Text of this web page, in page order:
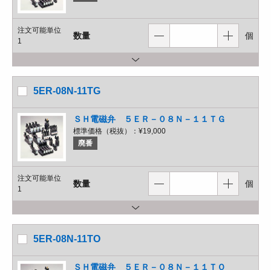
注文可能単位
1
数量 個
5ER-08N-11TG
ＳＨ電磁弁 ５ＥＲ－０８Ｎ－１１ＴＧ
標準価格（税抜）： ¥19,000
廃番
注文可能単位
1
数量 個
5ER-08N-11TO
ＳＨ電磁弁 ５ＥＲ－０８Ｎ－１１ＴＯ